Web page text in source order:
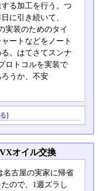
する加工を行う。つ
に引き続いて、
実装のためのタイ
ャートなどをノート
。はてさてスンナ
ロトコルを実装で
ろうか、不安
]
オイル交換
名古屋の実家に帰省
たので、1週ズラし